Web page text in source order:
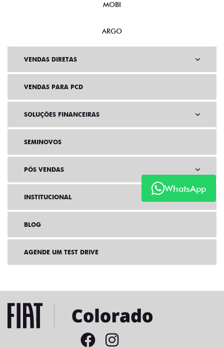
WhatsApp
MOBI
ARGO
VENDAS DIRETAS
VENDAS PARA PCD
SOLUÇÕES FINANCEIRAS
SEMINOVOS
PÓS VENDAS
INSTITUCIONAL
BLOG
AGENDE UM TEST DRIVE